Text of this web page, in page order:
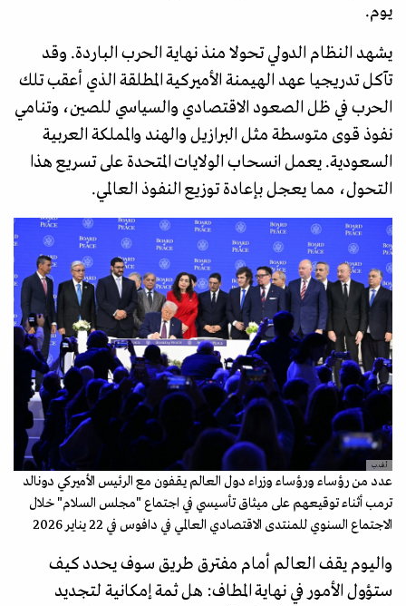
يوم.
يشهد النظام الدولي تحولا منذ نهاية الحرب الباردة. وقد
تآكل تدريجيا عهد الهيمنة الأميركية المطلقة الذي أعقب تلك
الحرب في ظل الصعود الاقتصادي والسياسي للصين، وتنامي
نفوذ قوى متوسطة مثل البرازيل والهند والمملكة العربية
السعودية. يعمل انسحاب الولايات المتحدة على تسريع هذا
التحول، مما يعجل بإعادة توزيع النفوذ العالمي.
أ.ف.ب
عدد من رؤساء ورؤساء وزراء دول العالم يقفون مع الرئيس الأميركي دونالد
ترمب أثناء توقيعهم على ميثاق تأسيسي في اجتماع "مجلس السلام" خلال
الاجتماع السنوي للمنتدى الاقتصادي العالمي في دافوس في 22 يناير 2026
واليوم يقف العالم أمام مفترق طريق سوف يحدد كيف
ستؤول الأمور في نهاية المطاف: هل ثمة إمكانية لتجديد